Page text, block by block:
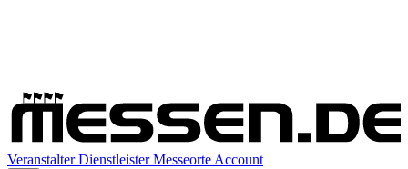
VeranstalterDienstleisterMesseorte Account